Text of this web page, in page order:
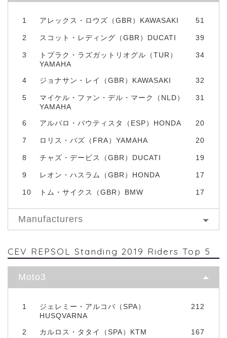
1 アレックス・ロウズ（GBR）KAWASAKI 51
2 スコット・レディング（GBR）DUCATI 39
3
トプラク・ラズガットリオグル（TUR）
YAMAHA
34
4 ジョナサン・レイ（GBR）KAWASAKI 32
5
マイケル・ファン・デル・マーク（NLD）
YAMAHA
31
6 アルバロ・バウティスタ（ESP）HONDA 20
7 ロリス・バズ（FRA）YAMAHA 20
8 チャズ・デービス（GBR）DUCATI 19
9 レオン・ハスラム（GBR）HONDA 17
10 トム・サイクス（GBR）BMW 17
Manufacturers
CEV REPSOL Standing 2019 Riders Top 5
Moto3
1
ジェレミー・アルコバ（SPA）
HUSQVARNA
212
2 カルロス・タタイ（SPA）KTM 167